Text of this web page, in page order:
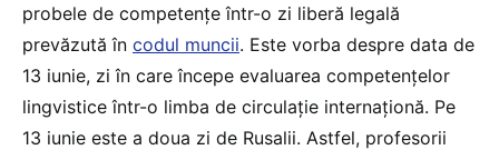
probele de competențe într-o zi liberă legală
prevăzută în codul muncii. Este vorba despre data de
13 iunie, zi în care începe evaluarea competențelor
lingvistice într-o limba de circulație internaționă. Pe
13 iunie este a doua zi de Rusalii. Astfel, profesorii